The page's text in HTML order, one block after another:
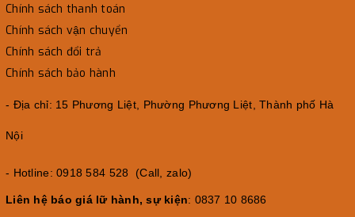
Chính sách thanh toán
Chính sách vận chuyển
Chính sách đổi trả
Chính sách bảo hành
- Địa chỉ: 15 Phương Liệt, Phường Phương Liệt, Thành phố Hà
Nội
- Hotline: 0918 584 528 (Call, zalo)
Liên hệ báo giá lữ hành, sự kiện: 0837 10 8686